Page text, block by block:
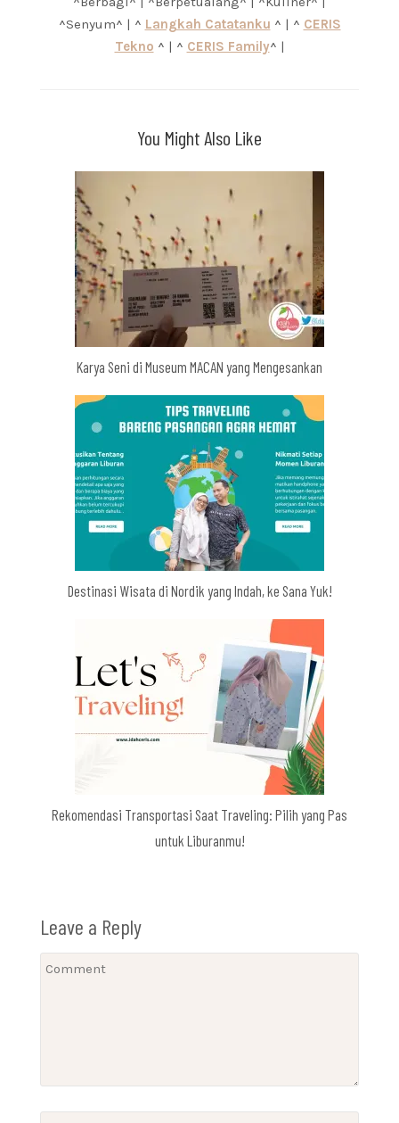
^Senyum^ | ^ Langkah Catatanku ^ | ^ CERIS
Tekno ^ | ^ CERIS Family^ |
You Might Also Like
Karya Seni di Museum MACAN yang Mengesankan
Destinasi Wisata di Nordik yang Indah, ke Sana Yuk!
Rekomendasi Transportasi Saat Traveling: Pilih yang Pas
untuk Liburanmu!
Leave a Reply